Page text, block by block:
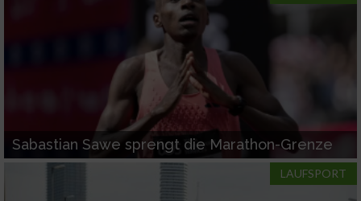
Sabastian Sawe sprengt die Marathon-Grenze
LAUFSPORT